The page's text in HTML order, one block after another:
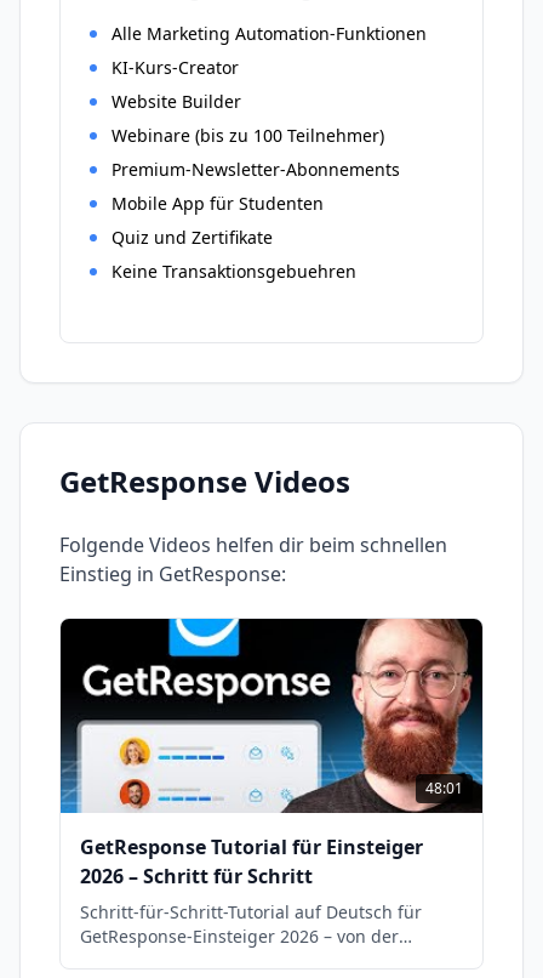
Alle Marketing Automation-Funktionen
KI-Kurs-Creator
Website Builder
Webinare (bis zu 100 Teilnehmer)
Premium-Newsletter-Abonnements
Mobile App für Studenten
Quiz und Zertifikate
Keine Transaktionsgebuehren
GetResponseVideos
Folgende Videos helfen dir beim schnellen
Einstieg in GetResponse:
48:01
GetResponse Tutorial für Einsteiger
2026 – Schritt für Schritt
Schritt-für-Schritt-Tutorial auf Deutsch für
GetResponse-Einsteiger 2026 – von der